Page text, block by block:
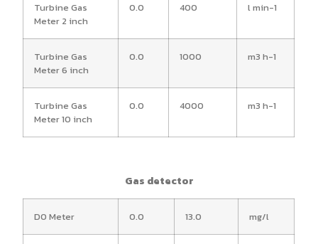
Turbine Gas
Meter 2 inch
0.0 400 l min-1
Turbine Gas
Meter 6 inch
0.0 1000 m3 h-1
Turbine Gas
Meter 10 inch
0.0 4000 m3 h-1
Gas detector
DO Meter 0.0 13.0 mg/l